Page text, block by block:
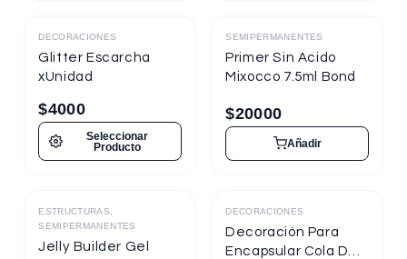
Destacado
DECORACIONES
Glitter Escarcha
xUnidad
$4000
Seleccionar
Producto
Destacado
SEMIPERMANENTES
Primer Sin Acido
Mixocco 7.5ml Bond
$20000
Añadir
ESTRUCTURAS,
SEMIPERMANENTES
Jelly Builder Gel
DECORACIONES
Decoración Para
Encapsular Cola De